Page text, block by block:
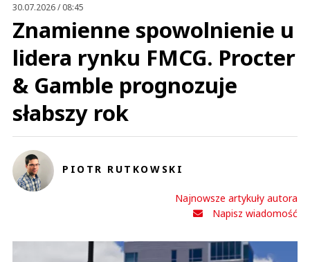
30.07.2026 / 08:45
Znamienne spowolnienie u
lidera rynku FMCG. Procter
& Gamble prognozuje
słabszy rok
PIOTR RUTKOWSKI
Najnowsze artykuły autora
Napisz wiadomość